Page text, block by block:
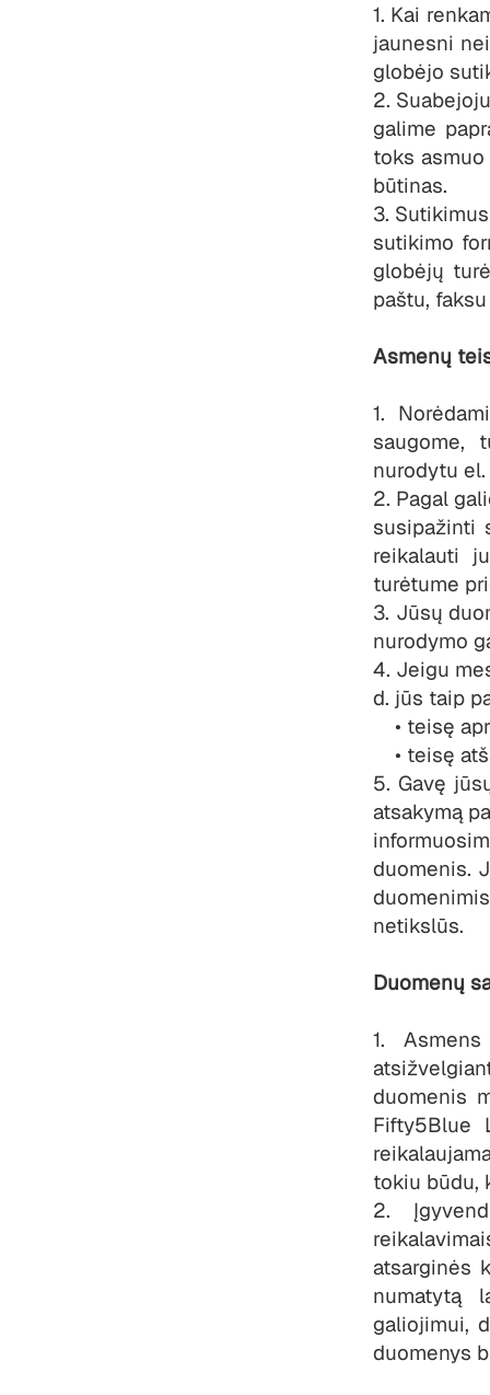
1. Kai
jaunesni
globėjo
2.
galime
toks
būtinas.
3.
sutikimo
globėjų
paštu,
Asmenų
1.
saugome,
nurodytu
2. Pagal
susipažinti
reikalauti
turėtume
3. Jūsų
nurodymo
4. Jeigu
d. jūs taip
• teisę
• teisę
5. Gavę
atsakymą
duomenis.
netikslūs.
Duomenų
1.
duomenis
Fifty5Blue
tokiu būdu,
2.
atsarginės
numatytą
galiojimui,
duomenys